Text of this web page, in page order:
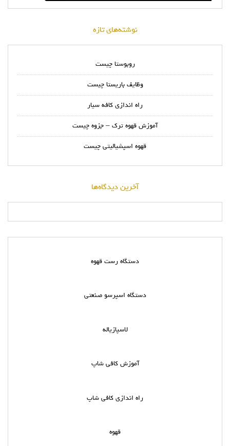
نوشته‌های تازه
روبوستا چیست
وظایف باریستا چیست
راه اندازی کافه سیار
آموزش قهوه ترک – جزوه چیست
قهوه اسپشیالیتی چیست
آخرین دیدگاه‌ها
دستگاه رست قهوه
دستگاه اسپرسو صنعتی
لاسپازیاله
آموزش کافی شاپ
راه اندازی کافی شاپ
قهوه